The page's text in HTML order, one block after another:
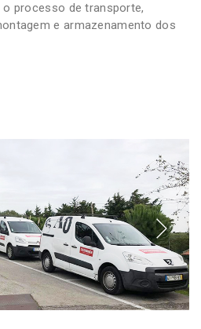
processo de transporte,
e armazenamento dos